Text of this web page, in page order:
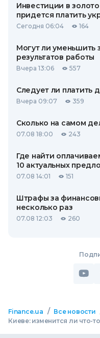
Инвестиции в
придется платить
Сегодня 06:04 164
Могут ли уменьшить
результатов работы
Вчера 13:06 557
Следует ли платить
Вчера 09:07 359
Сколько на самом
07.08 18:00 243
Где найти
10 актуальных
07.08 14:01 151
Штрафы за
несколько раз
07.08 12:03 260
Finance.ua / Все новости
Киеве: изменится ли что-